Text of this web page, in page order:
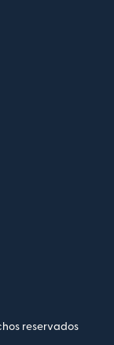
nueva)
ventana nueva)
reservados